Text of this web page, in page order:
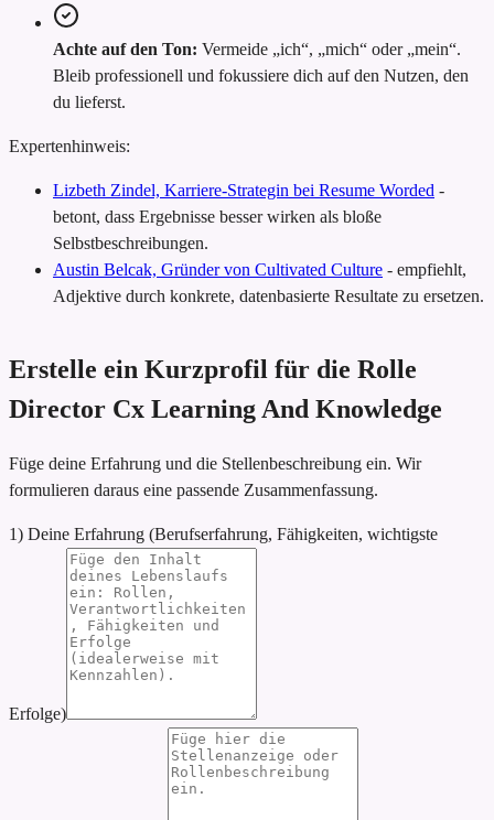
Achte auf den Ton: Vermeide „ich“, „mich“ oder „mein“.
Bleib professionell und fokussiere dich auf den Nutzen, den
du lieferst.
Expertenhinweis:
Lizbeth Zindel, Karriere-Strategin bei Resume Worded -
betont, dass Ergebnisse besser wirken als bloße
Selbstbeschreibungen.
Austin Belcak, Gründer von Cultivated Culture - empfiehlt,
Adjektive durch konkrete, datenbasierte Resultate zu ersetzen.
Erstelle ein Kurzprofil für die Rolle
Director Cx Learning And Knowledge
Füge deine Erfahrung und die Stellenbeschreibung ein. Wir
formulieren daraus eine passende Zusammenfassung.
1) Deine Erfahrung (Berufserfahrung, Fähigkeiten, wichtigste
Erfolge)